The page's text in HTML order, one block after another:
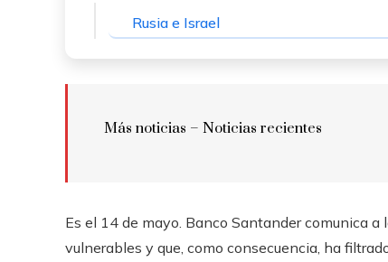
Rusia e Israel
Más noticias – Noticias recientes
Es el 14 de mayo. Banco Santander comunica
vulnerables y que, como consecuencia, ha